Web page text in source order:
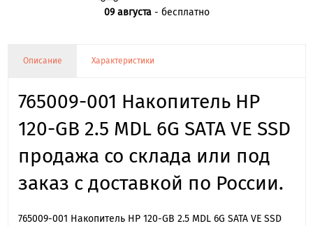
09 августа- бесплатно
Описание Характеристики
765009-001 Накопитель HP
120-GB 2.5 MDL 6G SATA VE SSD
продажа со склада или под
заказ с доставкой по России.
765009-001 Накопитель HP 120-GB 2.5 MDL 6G SATA VE SSD